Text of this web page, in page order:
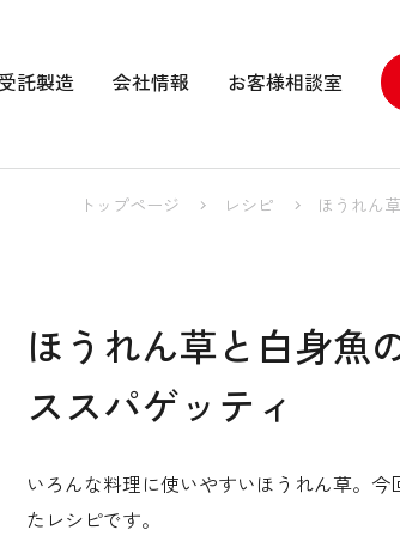
託製造 会社情報 お客様相談室
トップページ レシピ ほうれん
ほうれん草と白身魚
ススパゲッティ
いろんな料理に使いやすいほうれん草。今
たレシピです。